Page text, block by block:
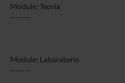
Module: Teoria
-------
Module: Laboratorio
-------